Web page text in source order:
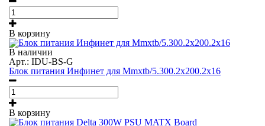
В корзину
В наличии
Арт.: IDU-BS-G
Блок питания Инфинет для Mmxtb/5.300.2x200.2x16
В корзину